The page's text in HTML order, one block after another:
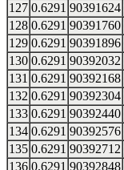
127 0.6291 90391624
128 0.6291 90391760
129 0.6291 90391896
130 0.6291 90392032
131 0.6291 90392168
132 0.6291 90392304
133 0.6291 90392440
134 0.6291 90392576
135 0.6291 90392712
136 0.6291 90392848